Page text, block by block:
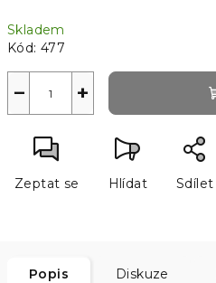
cena:
Skladem
Kód: 477
+
−
Zeptat se Hlídat Sdílet
Popis Diskuze